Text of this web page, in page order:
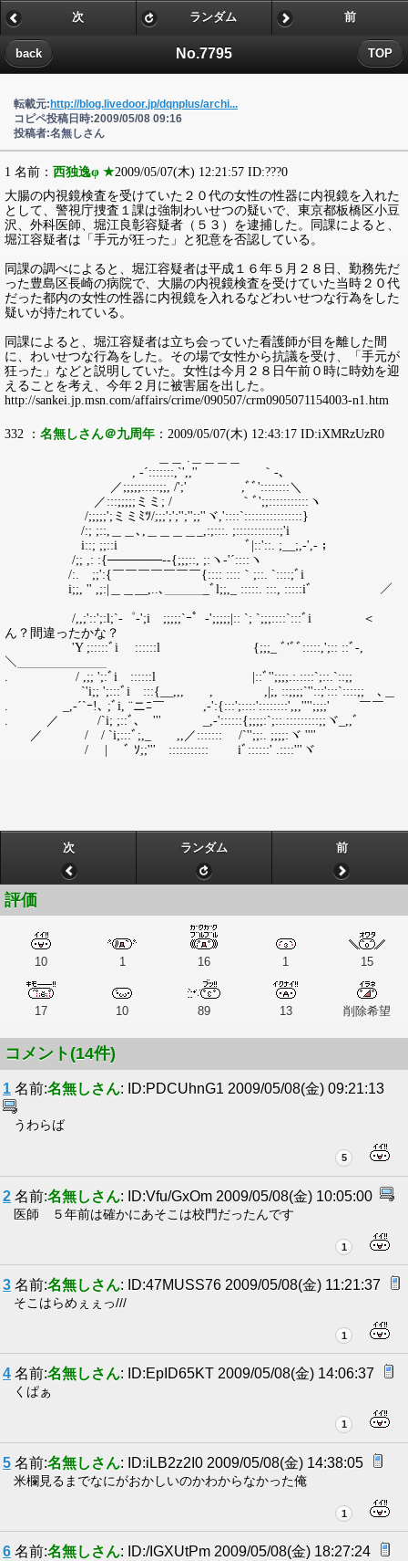
No.7795
back TOP
次 ランダム 前
転載元: http://blog.livedoor.jp/dqnplus/archi...
コピペ投稿日時:2009/05/08 09:16
投稿者:名無しさん
1 名前： 西独逸φ ★2009/05/07(木) 12:21:57 ID:???0
大腸の内視鏡検査を受けていた２０代の女性の性器に内視鏡を入れた
として、警視庁捜査１課は強制わいせつの疑いで、東京都板橋区小豆
沢、外科医師、堀江良彰容疑者（５３）を逮捕した。同課によると、
堀江容疑者は「手元が狂った」と犯意を否認している。
同課の調べによると、堀江容疑者は平成１６年５月２８日、勤務先だ
った豊島区長崎の病院で、大腸の内視鏡検査を受けていた当時２０代
だった都内の女性の性器に内視鏡を入れるなどわいせつな行為をした
疑いが持たれている。
同課によると、堀江容疑者は立ち会っていた看護師が目を離した間
に、わいせつな行為をした。その場で女性から抗議を受け、「手元が
狂った」などと説明していた。女性は今月２８日午前０時に時効を迎
えることを考え、今年２月に被害届を出した。
http://sankei.jp.msn.com/affairs/crime/090507/crm0905071154003-n1.htm
332 ： 名無しさん＠九周年 ：2009/05/07(木) 12:43:17 ID:iXMRzUzR0
＿＿ .＿＿＿＿
, ‐´:::::::,`',,'' ｀‐､
／;;;;;:::::;;, /';' ,ﾞﾞ'::::::::＼
／:::;;;;;ミミ; / ｀ﾞ';;:::::::::::ヽ
/;;;;;';ミミﾐﾂ/;;;';';'';'';;''ヾ,'::::`::::::::::::::::}
/:; ;::,＿＿､,＿＿＿＿_,:;:::. ;::::::::::::;'i
i::; ;;::i ﾞ|::'::. ;__;,-',‐；
/;; ,: :{──────‐‐{;;;::, ;:ヽ‐'´::::ヽ
/:. ;;':{￣￣￣￣￣￣￣{:::: ::::｀;::. `::::;ﾞi
i;;, '' ,;:|＿＿__,..､＿＿＿_ﾞl;;,_ :::::. :::, :::::iﾞ ／￣
/,,;'::';:l;`‐゜‐';i ;;;;;`ｰ゜‐';;;;;|:: `; `;;;::::`:::ﾞi ＜
ん？間違ったかな？
'Y ;:::::ﾞi ::::::l {;;;_ ﾞ'ﾞﾞ:::::,';:: ::ﾞ-,
＼＿＿＿＿＿＿＿
. / ,;; ';:ﾞi ::::::l |::ﾞ'';;;;.:.::::`;::.`::;;ゝ
`'i;; ';:::ﾞi :::{__,,,ゞ , ,|;, ::;;;;`''::;':::`::::;;ゞ､＿
. _,‐´`ｰ!､ ;ﾞi, ¨ニﾆ￣ ,‐':{:::';::::'::::::::',,,'''';;;;' ￣￣
. ／ /`i; ;::ﾞ､ ''' _,‐'::::::{;;;;:`;::.:::::::::;;ヾ_,,ﾞ
／ / / `i;:::ﾞ;,_ ,,／::::::: /`'';;:. ;;;;:ヾ ''''
/ | ﾞ ｿ;;'''￣::::::::::: iﾞ::::::' .::::'''ヾ
次 ランダム 前
評価
10 1 16 1 15
17 10 89 13 削除希望
コメント(14件)
1 名前:名無しさん: ID:PDCUhnG1 2009/05/08(金) 09:21:13
うわらば
5
2 名前:名無しさん: ID:Vfu/GxOm 2009/05/08(金) 10:05:00
医師 ５年前は確かにあそこは校門だったんです
1
3 名前:名無しさん: ID:47MUSS76 2009/05/08(金) 11:21:37
そこはらめぇぇっ///
1
4 名前:名無しさん: ID:EpID65KT 2009/05/08(金) 14:06:37
くぱぁ
1
5 名前:名無しさん: ID:iLB2z2I0 2009/05/08(金) 14:38:05
米欄見るまでなにがおかしいのかわからなかった俺
1
6 名前:名無しさん: ID:/IGXUtPm 2009/05/08(金) 18:27:24